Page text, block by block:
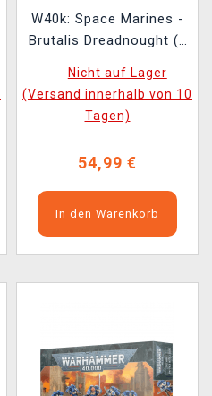
W40k: Space Marines -
Brutalis Dreadnought (1
Nicht auf Lager
(Versand innerhalb von 10
Tagen)
54,99 €
In den Warenkorb